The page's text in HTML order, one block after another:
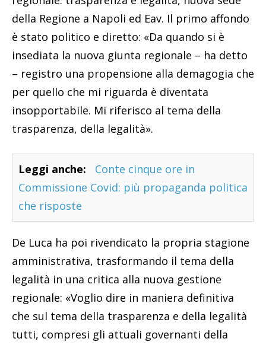
della Regione a Napoli ed Eav. Il primo affondo
è stato politico e diretto: «Da quando si è
insediata la nuova giunta regionale – ha detto
– registro una propensione alla demagogia che
per quello che mi riguarda è diventata
insopportabile. Mi riferisco al tema della
trasparenza, della legalità».
Leggi anche:
Conte cinque ore in
Commissione Covid: più propaganda politica
che risposte
De Luca ha poi rivendicato la propria stagione
amministrativa, trasformando il tema della
legalità in una critica alla nuova gestione
regionale: «Voglio dire in maniera definitiva
che sul tema della trasparenza e della legalità
tutti, compresi gli attuali governanti della